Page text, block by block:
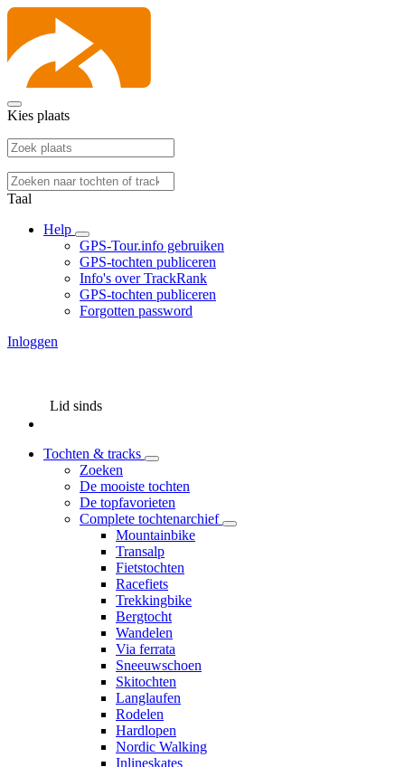
Kies plaats
Taal
Help
GPS-Tour.info gebruiken
GPS-tochten publiceren
Info's over TrackRank
GPS-tochten publiceren
Forgotten password
Inloggen
Lid sinds
Tochten & tracks
Zoeken
De mooiste tochten
De topfavorieten
Complete tochtenarchief
Mountainbike
Transalp
Fietstochten
Racefiets
Trekkingbike
Bergtocht
Wandelen
Via ferrata
Sneeuwschoen
Skitochten
Langlaufen
Rodelen
Hardlopen
Nordic Walking
Inlineskates